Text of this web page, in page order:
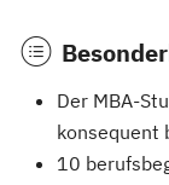
Der MBA-
konsequent
10